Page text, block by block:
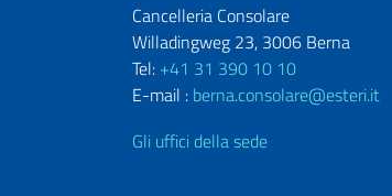
Cancelleria Consolare
Willadingweg 23, 3006 Berna
Tel: +41 31 390 10 10
E-mail : berna.consolare@esteri.it
Gli uffici della sede